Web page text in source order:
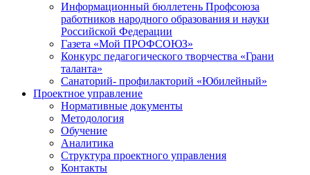
Информационный бюллетень Профсоюза
работников народного образования и науки
Российской Федерации
Газета «Мой ПРОФСОЮЗ»
Конкурс педагогического творчества «Грани
таланта»
Санаторий- профилакторий «Юбилейный»
Проектное управление
Нормативные документы
Методология
Обучение
Аналитика
Структура проектного управления
Контакты